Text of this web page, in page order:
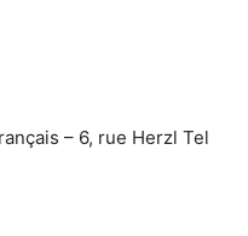
– 6, rue Herzl Tel